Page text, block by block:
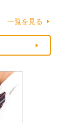
一覧を見る